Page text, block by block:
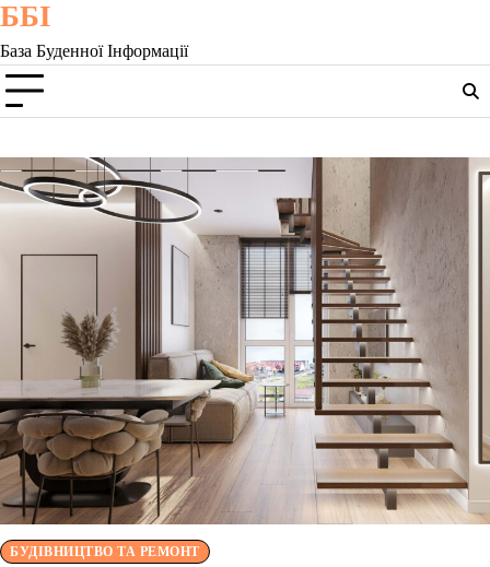
Skip
content
ББІ
База Буденної Інформації
БУДІВНИЦТВО ТА РЕМОНТ